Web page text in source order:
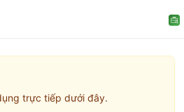
trực tiếp dưới đây.